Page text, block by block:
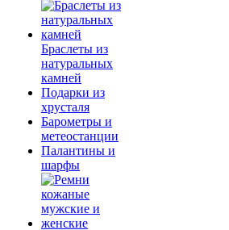
Браслеты из
натуральных
камней
Подарки из
хрусталя
Барометры и
метеостанции
Палантины и
шарфы